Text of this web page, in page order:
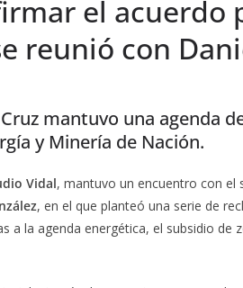
el acuerdo
reunió con
mantuvo una agenda
y Minería de Nación.
Vidal, mantuvo un encuentro con el
, en el que planteó una serie de
a la agenda energética, el subsidio de